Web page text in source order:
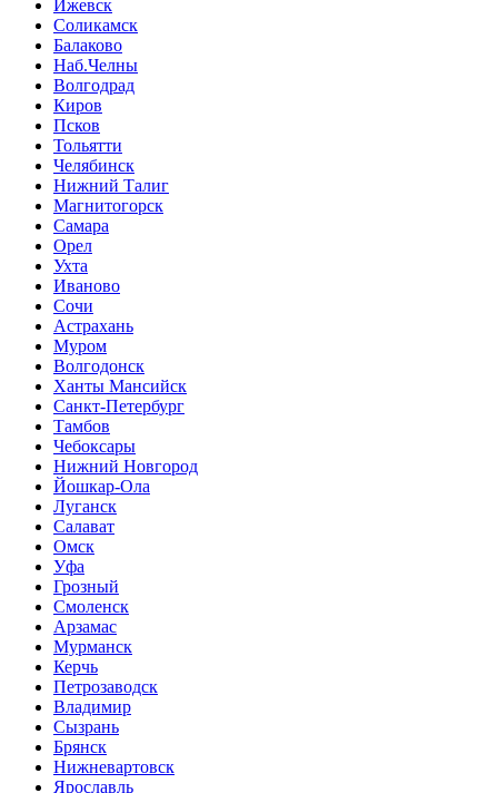
Ижевск
Соликамск
Балаково
Наб.Челны
Волгодрад
Киров
Псков
Тольятти
Челябинск
Нижний Талиг
Магнитогорск
Самара
Орел
Ухта
Иваново
Сочи
Астрахань
Муром
Волгодонск
Ханты Мансийск
Санкт-Петербург
Тамбов
Чебоксары
Нижний Новгород
Йошкар-Ола
Луганск
Салават
Омск
Уфа
Грозный
Смоленск
Арзамас
Мурманск
Керчь
Петрозаводск
Владимир
Сызрань
Брянск
Нижневартовск
Ярославль